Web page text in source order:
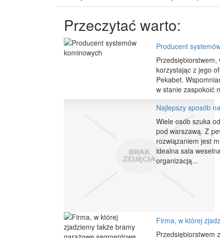
Przeczytać warto:
Producent
korzystając z jego
Pekabet.
w stanie zaspokoić
Najlepszy sposób
Wiele osób szuka
pod warszawą. Z
rozwiązaniem jest
idealna sala
organizacją...
Firma, w której
Przedsiębiorstwem